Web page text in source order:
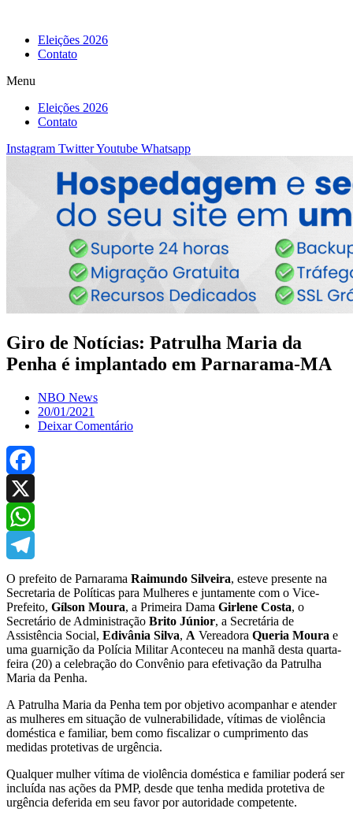
Eleições 2026
Contato
Menu
Eleições 2026
Contato
Instagram TwitterYoutube Whatsapp
Giro de Notícias: Patrulha Maria da
Penha é implantado em Parnarama-MA
NBO News
20/01/2021
Deixar Comentário
Facebook
X
WhatsApp
Telegram
O prefeito de Parnarama Raimundo Silveira, esteve presente na
Secretaria de Políticas para Mulheres e juntamente com o Vice-
Prefeito, Gílson Moura, a Primeira Dama Girlene Costa, o
Secretário de Administração Brito Júnior, a Secretária de
Assistência Social, Edivânia Silva, A Vereadora Queria Moura e
uma guarnição da Polícia Militar Aconteceu na manhã desta quarta-
feira (20) a celebração do Convênio para efetivação da Patrulha
Maria da Penha.
A Patrulha Maria da Penha tem por objetivo acompanhar e atender
as mulheres em situação de vulnerabilidade, vítimas de violência
doméstica e familiar, bem como fiscalizar o cumprimento das
medidas protetivas de urgência.
Qualquer mulher vítima de violência doméstica e familiar poderá ser
incluída nas ações da PMP, desde que tenha medida protetiva de
urgência deferida em seu favor por autoridade competente.